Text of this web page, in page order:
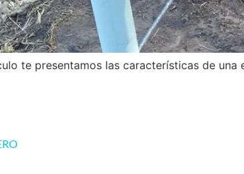
te presentamos las características de una